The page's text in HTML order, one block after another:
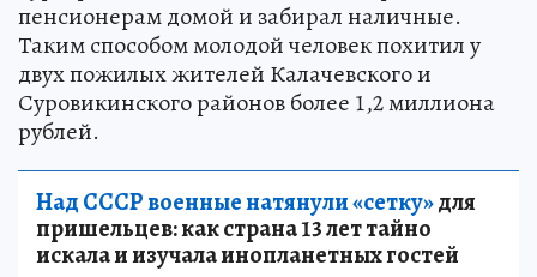
пенсионерам домой и забирал наличные.
Таким способом молодой человек похитил у
двух пожилых жителей Калачевского и
Суровикинского районов более 1,2 миллиона
рублей.
Над СССР военные натянули «сетку»для
пришельцев: как страна 13 лет тайно
искала и изучала инопланетных гостей